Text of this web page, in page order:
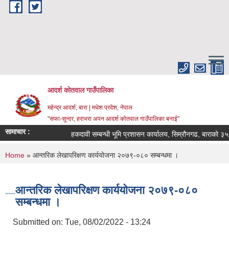
Skip to main content
आदर्श कोतवाल गाउँपालिका
महेन्द्र आदर्श, बारा | मधेश प्रदेश, नेपाल
"सफा-सुन्दर, हराभरा अपन आदर्श कोतवाल गाउँपालिका बनाई"
सामाचार : हकदावी सम्बन्धी भूमि प्रशासन कार्यालय, सिम्रौनगढ, बाराको
You are here
Home » आन्तरिक लेखापरिक्षण कार्ययोजना २०७९-०८० सम्बन्धमा ।
आन्तरिक लेखापरिक्षण कार्ययोजना २०७९-०८०
सम्बन्धमा ।
Submitted on: Tue, 08/02/2022 - 13:24